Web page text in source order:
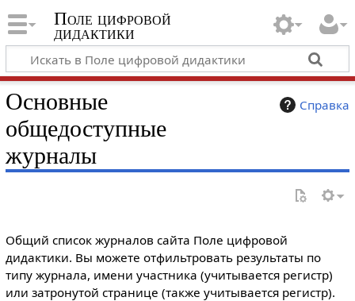
Поле цифровой
дидактики
Справка
Основные
общедоступные
журналы
Общий список журналов сайта Поле цифровой
дидактики. Вы можете отфильтровать результаты по
типу журнала, имени участника (учитывается регистр)
или затронутой странице (также учитывается регистр).